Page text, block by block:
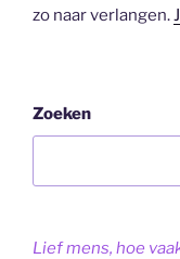
zo naar verlangen.
Zoeken
Lief mens, hoe